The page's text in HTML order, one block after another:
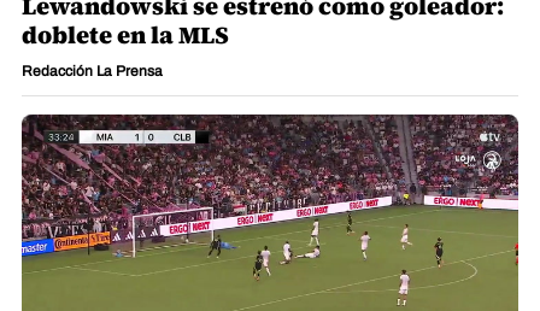
doblete en la MLS
Redacción La Prensa